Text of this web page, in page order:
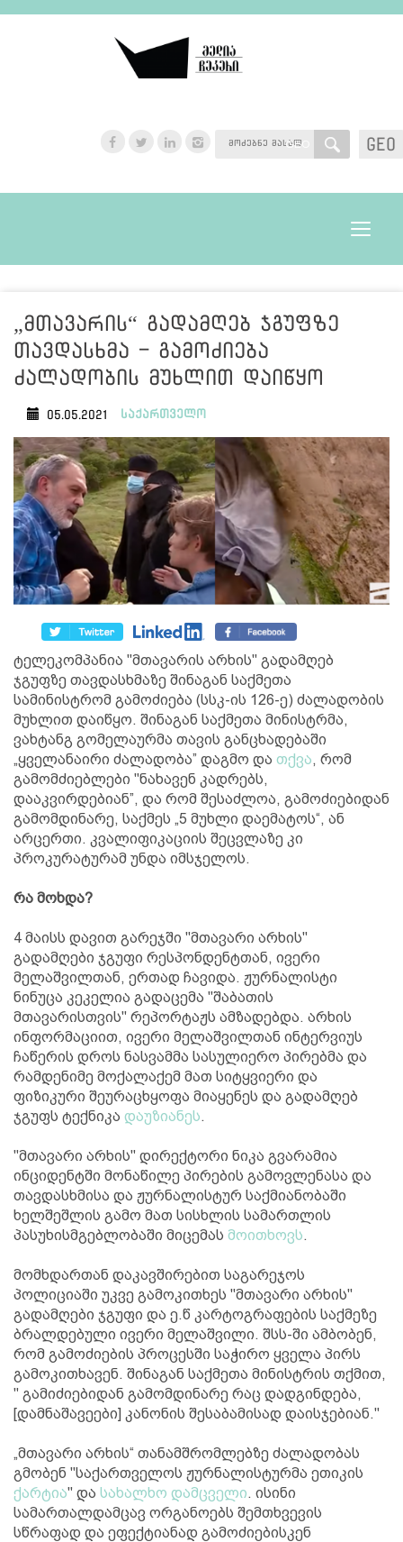
GEO
GEO
Toggle
„მთავარის“ გადამღებ ჯგუფზე
თავდასხმა - გამოძიება
ძალადობის მუხლით დაიწყო
05.05.2021 საქართველო
ტელეკომპანია "მთავარის არხის" გადამღებ
ჯგუფზე თავდასხმაზე შინაგან საქმეთა
სამინისტრომ გამოძიება (სსკ-ის 126-ე) ძალადობის
მუხლით დაიწყო. შინაგან საქმეთა მინისტრმა,
ვახტანგ გომელაურმა თავის განცხადებაში
„ყველანაირი ძალადობა” დაგმო და თქვა, რომ
გამომძიებლები "ნახავენ კადრებს,
დააკვირდებიან”, და რომ შესაძლოა, გამოძიებიდან
გამომდინარე, საქმეს „5 მუხლი დაემატოს“, ან
არცერთი. კვალიფიკაციის შეცვლაზე კი
პროკურატურამ უნდა იმსჯელოს.
რა მოხდა?
4 მაისს დავით გარეჯში "მთავარი არხის"
გადამღები ჯგუფი რესპონდენტთან, ივერი
მელაშვილთან, ერთად ჩავიდა. ჟურნალისტი
ნინუცა კეკელია გადაცემა "შაბათის
მთავარისთვის" რეპორტაჟს ამზადებდა. არხის
ინფორმაციით, ივერი მელაშვილთან ინტერვიუს
ჩაწერის დროს ნასვამმა სასულიერო პირებმა და
რამდენიმე მოქალაქემ მათ სიტყვიერი და
ფიზიკური შეურაცხყოფა მიაყენეს და გადამღებ
ჯგუფს ტექნიკა დაუზიანეს.
"მთავარი არხის" დირექტორი ნიკა გვარამია
ინციდენტში მონაწილე პირების გამოვლენასა და
თავდასხმისა და ჟურნალისტურ საქმიანობაში
ხელშეშლის გამო მათ სისხლის სამართლის
პასუხისმგებლობაში მიცემას მოითხოვს.
მომხდართან დაკავშირებით საგარეჯოს
პოლიციაში უკვე გამოკითხეს "მთავარი არხის"
გადამღები ჯგუფი და ე.წ კარტოგრაფების საქმეზე
ბრალდებული ივერი მელაშვილი. შსს-ში ამბობენ,
რომ გამოძიების პროცესში საჭირო ყველა პირს
გამოკითხავენ. შინაგან საქმეთა მინისტრის თქმით,
" გამიძიებიდან გამომდინარე რაც დადგინდება,
[დამნაშავეები] კანონის შესაბამისად დაისჯებიან."
„მთავარი არხის“ თანამშრომლებზე ძალადობას
გმობენ "საქართველოს ჟურნალისტურმა ეთიკის
ქარტია" და სახალხო დამცველი. ისინი
სამართალდამცავ ორგანოებს შემთხვევის
სწრაფად და ეფექტიანად გამოძიებისკენ